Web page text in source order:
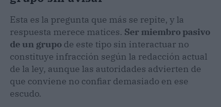
Esta es la pregunta que más se repite, y la
respuesta merece matices. Ser miembro pasivo
de un grupo de este tipo sin interactuar no
constituye infracción según la redacción actual
de la ley, aunque las autoridades advierten de
que conviene no confiar demasiado en ese
escudo.